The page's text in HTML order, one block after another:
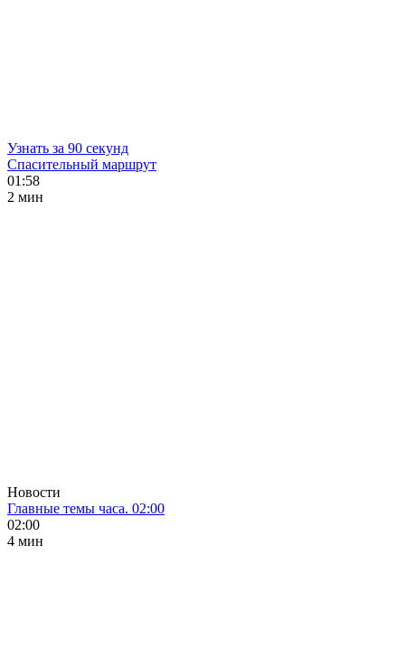
Узнать за 90 секунд
Спасительный маршрут
01:58
2 мин
Новости
Главные темы часа. 02:00
02:00
4 мин